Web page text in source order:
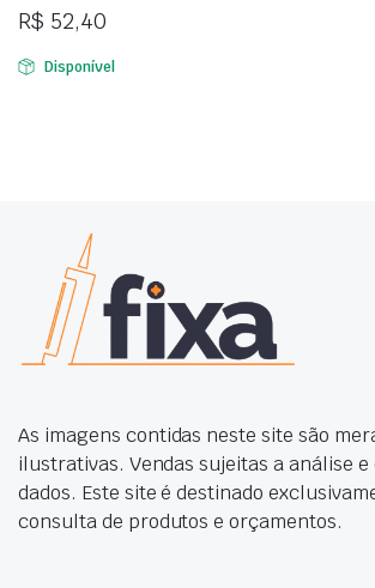
R$ 52,40
Disponível
As imagens contidas neste site são
ilustrativas. Vendas sujeitas a análise
dados. Este site é destinado
consulta de produtos e orçamentos.